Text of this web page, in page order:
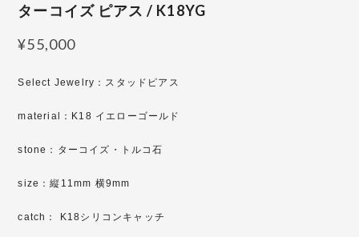
ターコイズ ピアス / K18YG
¥55,000
Select Jewelry：スタッドピアス
material：K18 イエローゴールド
stone：ターコイズ・トルコ石
size：縦11mm 横9mm
catch： K18シリコンキャッチ